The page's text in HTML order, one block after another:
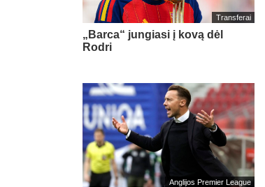
Transferai
„Barca“ jungiasi į kovą dėl
Rodri
Anglijos Premier League